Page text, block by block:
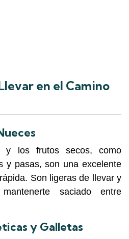
en el Camino
y los frutos secos, como
y pasas, son una excelente
Son ligeras de llevar y
saciado entre
y Galletas